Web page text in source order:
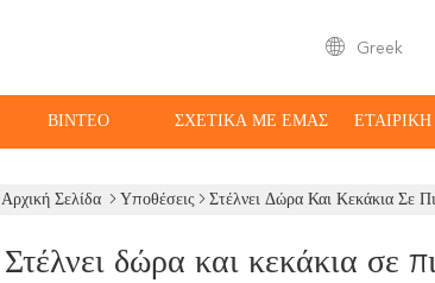
Greek
ΒΊΝΤΕΟ ΣΧΕΤΙΚΆ ΜΕ ΕΜΆΣ
Αρχική Σελίδα Υποθέσεις Στέλνει Δώρα Και Κεκάκια Σε
Στέλνει δώρα και κεκάκια σε